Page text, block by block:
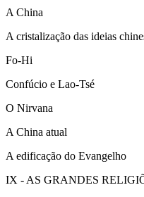
A China
A cristalização das ideias
Fo-Hi
Confúcio e Lao-Tsé
O Nirvana
A China atual
A edificação do Evangelho
IX - AS GRANDES